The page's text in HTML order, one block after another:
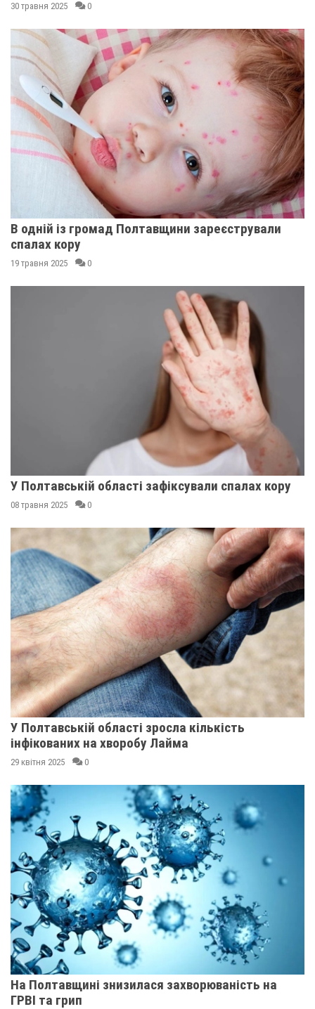
30 травня 2025 0
В одній із громад Полтавщини зареєстрували
спалах кору
19 травня 2025 0
У Полтавській області зафіксували спалах кору
08 травня 2025 0
У Полтавській області зросла кількість
інфікованих на хворобу Лайма
29 квітня 2025 0
На Полтавщині знизилася захворюваність на
ГРВІ та грип